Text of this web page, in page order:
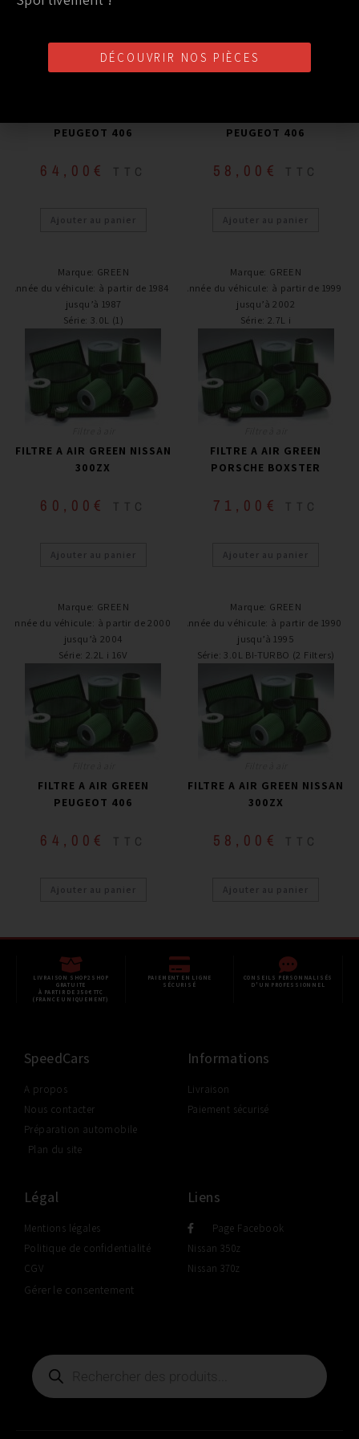
PEUGEOT 406
64,00 € TTC
Ajouter au panier
PEUGEOT 406
58,00 € TTC
Ajouter au panier
Marque: GREEN
Année du véhicule: à partir de 1984 /
jusqu’à 1987
Série: 3.0L (1)
FILTRE A AIR GREEN NISSAN
300ZX
60,00 € TTC
Ajouter au panier
Marque: GREEN
Année du véhicule: à partir de 1999 /
jusqu’à 2002
Série: 2.7L i
FILTRE A AIR GREEN
PORSCHE BOXSTER
71,00 € TTC
Ajouter au panier
Marque: GREEN
Année du véhicule: à partir de 2000 /
jusqu’à 2004
Série: 2.2L i 16V
FILTRE A AIR GREEN
PEUGEOT 406
64,00 € TTC
Ajouter au panier
Marque: GREEN
Année du véhicule: à partir de 1990 /
jusqu’à 1995
Série: 3.0L BI-TURBO (2 Filters)
FILTRE A AIR GREEN NISSAN
300ZX
58,00 € TTC
Ajouter au panier
LIVRAISON SHOP2SHOP
GRATUITE
À PARTIR DE 350€ TTC
(FRANCE UNIQUEMENT)
PAIEMENT EN LIGNE
SÉCURISÉ
CONSEILS PERSONNALISÉS
D'UN PROFESSIONNEL
SpeedCars
A propos
Nous contacter
Préparation automobile
Plan du site
Informations
Livraison
Paiement sécurisé
Légal
Mentions légales
Politique de confidentialité
CGV
Gérer le consentement
Liens
Page Facebook
Nissan 350z
Nissan 370z
DÉCOUVRIR NOS PIÈCES